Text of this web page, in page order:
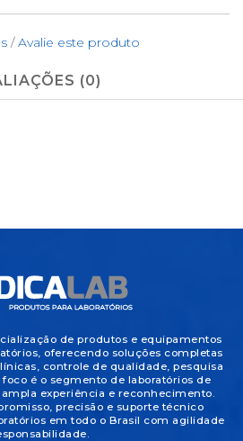
/Avalie este produto
(0)
de produtos e equipamentos
oferecendo soluções completas
controle de qualidade, pesquisa
é o segmento de laboratórios de
experiência e reconhecimento.
precisão e suporte técnico
em todo o Brasil com agilidade